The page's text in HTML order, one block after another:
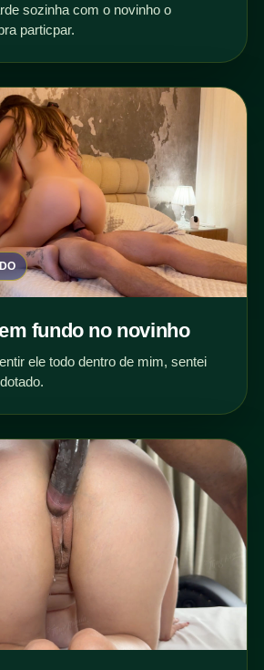
sozinha com o novinho o
particpar.
fundo no novinho
ele todo dentro de mim, sentei